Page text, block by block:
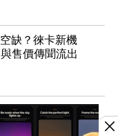
缺？徠卡新機
售價傳聞流出